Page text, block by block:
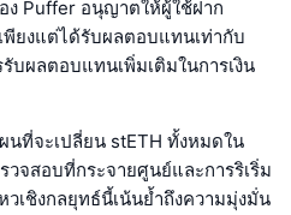
ง Puffer อนุญาตให้ผู้ใช้ฝาก
พียงแต่ได้รับผลตอบแทนเท่ากับ
บผลตอบแทนเพิ่มเติมในการเงิน
นที่จะเปลี่ยน stETH ทั้งหมดใน
จสอบที่กระจายศูนย์และการริเริ่ม
เชิงกลยุทธ์นี้เน้นย้ำถึงความมุ่งมั่น